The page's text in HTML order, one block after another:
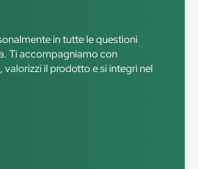
in tutte le questioni
Ti accompagniamo con
il prodotto e si integri nel